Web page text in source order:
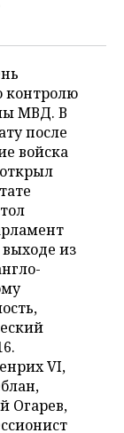
контролю
МВД. В
после
войска
из
VI,
Огарев,